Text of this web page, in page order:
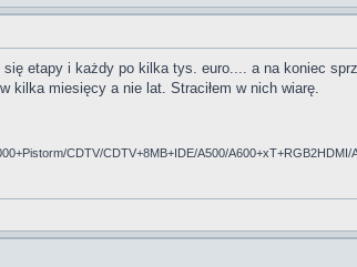
etapy i każdy po kilka tys. euro.... a na koniec
kilka miesięcy a nie lat. Straciłem w nich wiarę.
CDTV/CDTV+8MB+IDE/A500/